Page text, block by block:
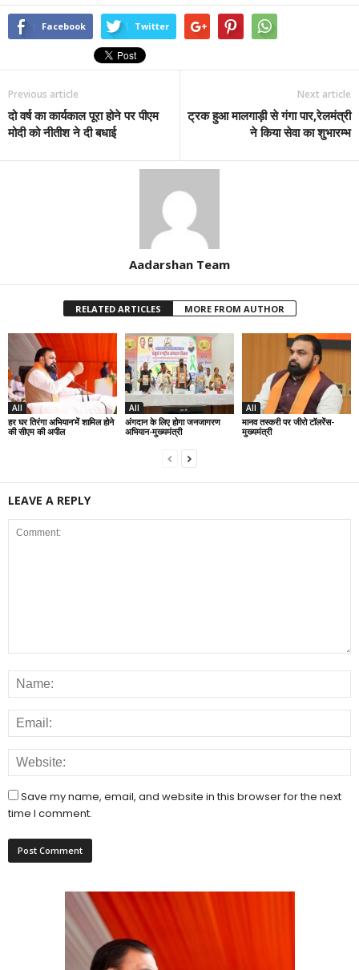
Facebook Twitter
Previous article
दो वर्ष का कार्यकाल पूरा होने पर पीएम
मोदी को नीतीश ने दी बधाई
Next article
ट्रक हुआ मालगाड़ी से गंगा पार,रेलमंत्री
ने किया सेवा का शुभारम्भ
Aadarshan Team
RELATED ARTICLES MORE FROM AUTHOR
All
हर घर तिरंगा अभियान’में शामिल होने
की सीएम की अपील
All
अंगदान के लिए होगा जनजागरण
अभियान-मुख्यमंत्री
All
मानव तस्करी पर जीरो टॉलरेंस-
मुख्यमंत्री
LEAVE A REPLY
Save my name, email, and website in this browser for the next
time I comment.